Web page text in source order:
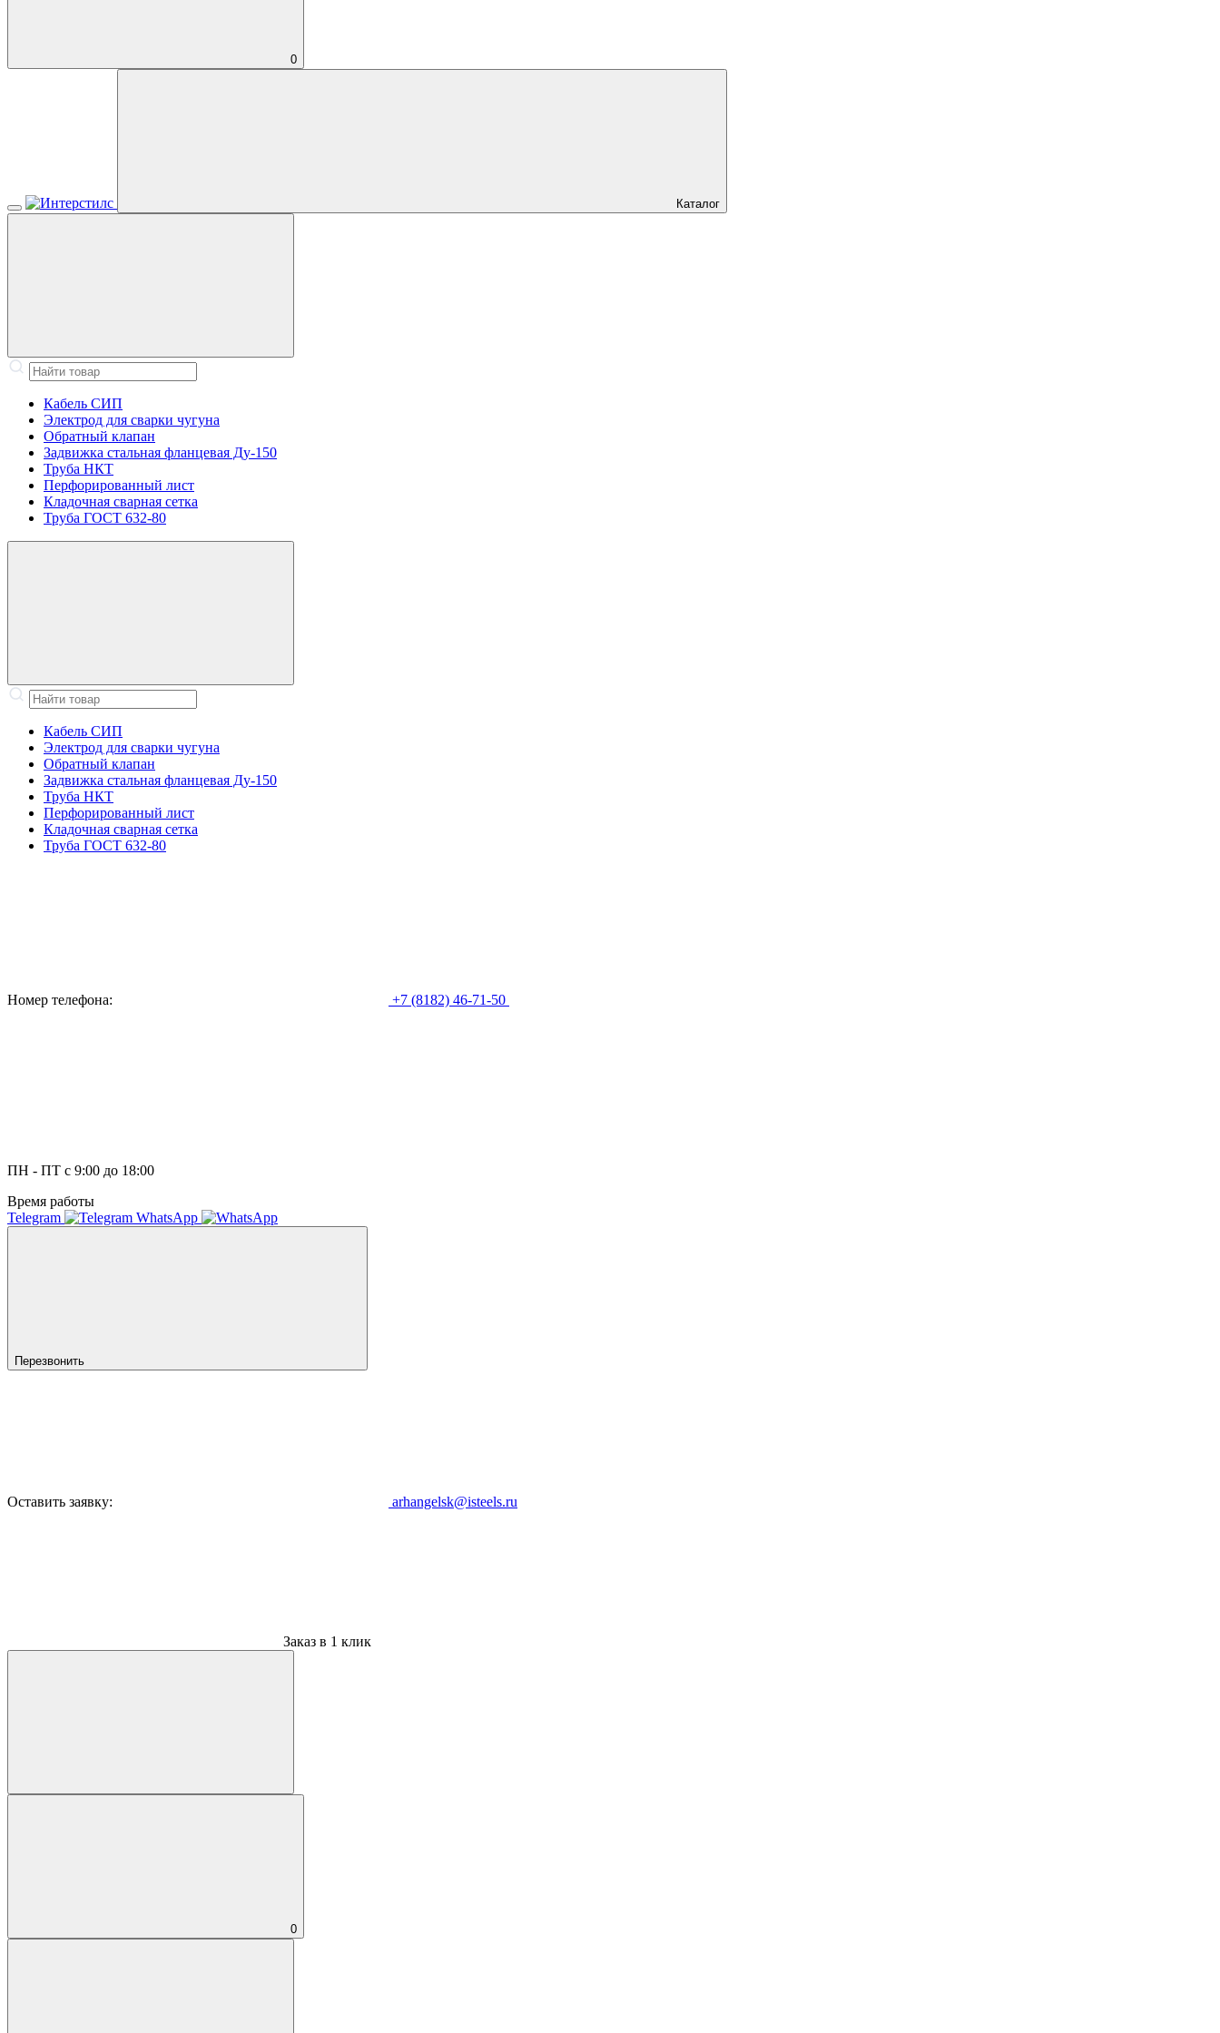
0
Каталог
Кабель СИП
Электрод для сварки чугуна
Обратный клапан
Задвижка стальная фланцевая Ду-150
Труба НКТ
Перфорированный лист
Кладочная сварная сетка
Труба ГОСТ 632-80
Кабель СИП
Электрод для сварки чугуна
Обратный клапан
Задвижка стальная фланцевая Ду-150
Труба НКТ
Перфорированный лист
Кладочная сварная сетка
Труба ГОСТ 632-80
Номер телефона: +7 (8182) 46-71-50
ПН - ПТ с 9:00 до 18:00
Время работы
Telegram
WhatsApp
Перезвонить
Оставить заявку: arhangelsk@isteels.ru
Заказ в 1 клик
0